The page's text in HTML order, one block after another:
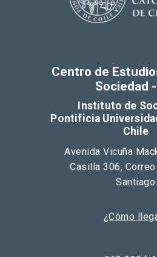
Centro de
Sociedad -
Instituto de
Pontificia
Chile
Avenida Vicuña
Casilla 306,
Santiago
¿Cómo